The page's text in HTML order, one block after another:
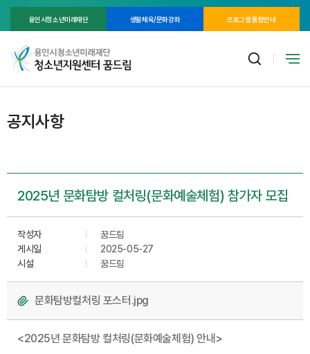
용인시청소년미래재단 생활체육/문화강좌 프로그램 통합안내
공지사항
2025년 문화탐방 컬처링(문화예술체험) 참가자 모집
작성자
꿈드림
게시일
2025-05-27
시설
꿈드림
문화탐방컬처링 포스터.jpg
<2025년 문화탐방 컬처링(문화예술체험) 안내>